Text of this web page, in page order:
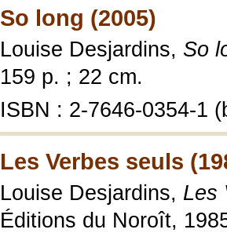
So long (2005)
Louise Desjardins, So
159 p. ; 22 cm.
ISBN : 2-7646-0354-1
Les Verbes seuls
Louise Desjardins, Les
Éditions du Noroît,